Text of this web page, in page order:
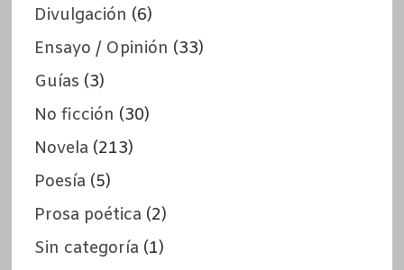
Divulgación (6)
Ensayo / Opinión (33)
Guías (3)
No ficción (30)
Novela (213)
Poesía (5)
Prosa poética (2)
Sin categoría (1)